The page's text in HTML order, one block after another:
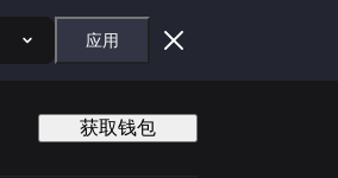
应用
获取钱包